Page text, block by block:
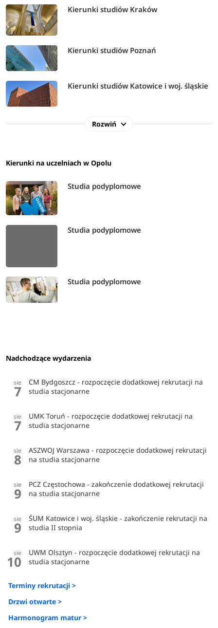
Kierunki studiów Kraków
Kierunki studiów Poznań
Kierunki studiów Katowice i woj. śląskie
Rozwiń
Kierunki na uczelniach w Opolu
Studia podyplomowe
Studia podyplomowe
Studia podyplomowe
Nadchodzące wydarzenia
sie
7
CM Bydgoszcz - rozpoczęcie dodatkowej rekrutacji na
studia stacjonarne
sie
7
UMK Toruń - rozpoczęcie dodatkowej rekrutacji na
studia stacjonarne
sie
8
ASZWOJ Warszawa - rozpoczęcie dodatkowej rekrutacji
na studia stacjonarne
sie
9
PCZ Częstochowa - zakończenie dodatkowej rekrutacji
na studia stacjonarne
sie
9
ŚUM Katowice i woj. śląskie - zakończenie rekrutacji na
studia II stopnia
sie
10
UWM Olsztyn - rozpoczęcie dodatkowej rekrutacji na
studia stacjonarne
Terminy rekrutacji >
Drzwi otwarte >
Harmonogram matur >